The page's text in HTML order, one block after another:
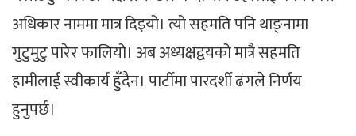
अधिकार नाममा मात्र दिइयो। त्यो सहमति पनि थाङ्नामा
गुटुमुटु पारेर फालियो। अब अध्यक्षद्वयको मात्रै सहमति
हामीलाई स्वीकार्य हुँदैन। पार्टीमा पारदर्शी ढंगले निर्णय
हुनुपर्छ।